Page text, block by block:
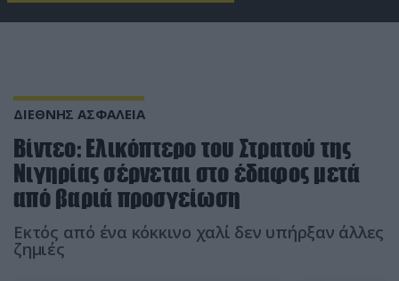
ΔΙΕΘΝΗΣ ΑΣΦΑΛΕΙΑ
Βίντεο: Ελικόπτερο του Στρατού της
Νιγηρίας σέρνεται στο έδαφος μετά
από βαριά προσγείωση
Εκτός από ένα κόκκινο χαλί δεν υπήρξαν άλλες
ζημιές